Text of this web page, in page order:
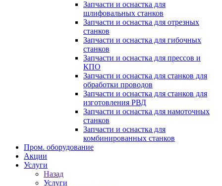
Запчасти и оснастка для
шлифовальных станков
Запчасти и оснастка для отрезных
станков
Запчасти и оснастка для гибочных
станков
Запчасти и оснастка для прессов и
КПО
Запчасти и оснастка для станков для
обработки проводов
Запчасти и оснастка для станков для
изготовления РВД
Запчасти и оснастка для намоточных
станков
Запчасти и оснастка для
комбинированных станков
Пром. оборудование
Акции
Услуги
Назад
Услуги